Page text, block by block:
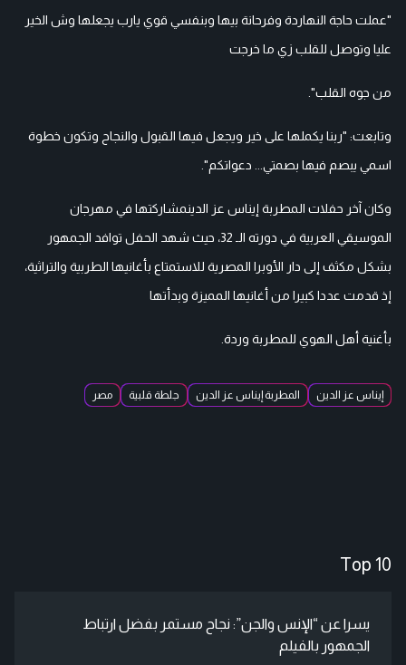
"عملت حاجة النهاردة وفرحانة بيها وبنفسي قوي يارب يجعلها وش الخير
عليا وتوصل للقلب زي ما خرجت
من جوه القلب".
وتابعت: "ربنا يكملها على خير ويجعل فيها القبول والنجاح وتكون خطوة
اسمي يبصم فيها بصمتي... دعواتكم".
وكان آخر حفلات المطربة إيناس عز الدينمشاركتها في مهرجان
الموسيقي العربية في دورته الـ 32، حيث شهد الحفل توافد الجمهور
بشكل مكثف إلى دار الأوبرا المصرية للاستمتاع بأغانيها الطربية والتراثية،
إذ قدمت عددا كبيرا من أغانيها المميزة وبدأتها
بأغنية أهل الهوي للمطربة وردة.
إيناس عز الدين المطربة إيناس عز الدين جلطة قلبية مصر
Top 10
يسرا عن “الإنس والجن”: نجاح مستمر بفضل ارتباط
الجمهور بالفيلم